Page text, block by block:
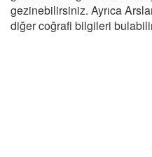
gezinebilirsiniz. Ayrıca
diğer coğrafi bilgileri